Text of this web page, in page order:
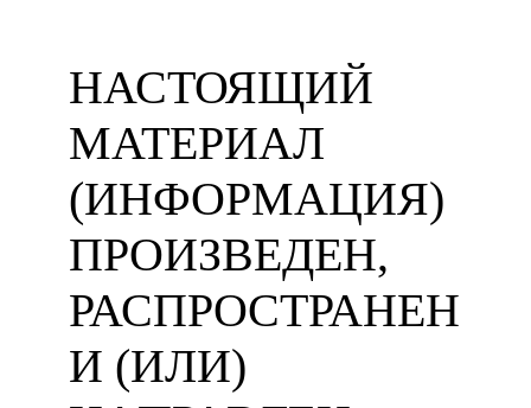
НАСТОЯЩИЙ
МАТЕРИАЛ
(ИНФОРМАЦИЯ)
ПРОИЗВЕДЕН,
РАСПРОСТРАНЕН
И (ИЛИ)